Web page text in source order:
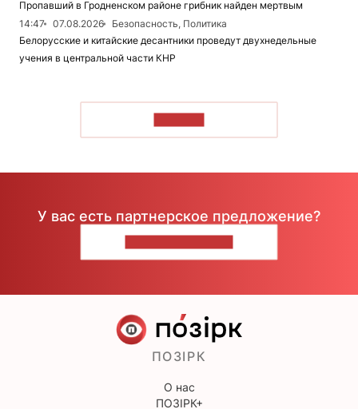
Пропавший в Гродненском районе грибник найден мертвым
14:47
07.08.2026
Безопасность, Политика
Белорусские и китайские десантники проведут двухнедельные
учения в центральной части КНР
У вас есть партнерское предложение?
ПОЗІРК
О нас
ПОЗІРК+